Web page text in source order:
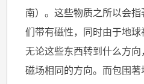
南）。这些物质之所以会
们带有磁性，同时由于地
无论这些东西转到什么方
磁场相同的方向。而包围